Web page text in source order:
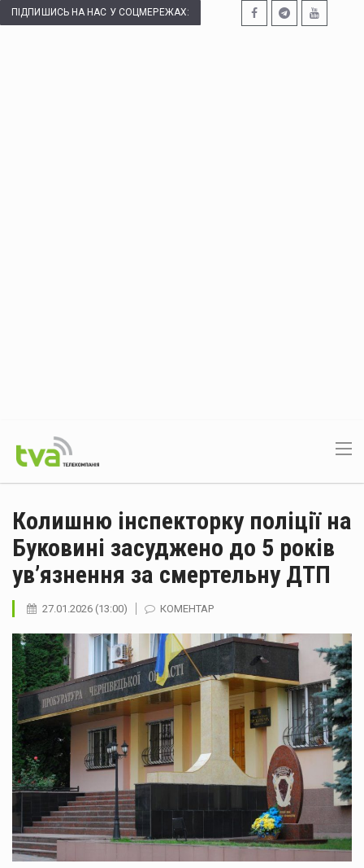
ПІДПИШИСЬ НА НАС У СОЦМЕРЕЖАХ:
Колишню інспекторку поліції на
Буковині засуджено до 5 років
ув’язнення за смертельну ДТП
27.01.2026 (13:00) КОМЕНТАР